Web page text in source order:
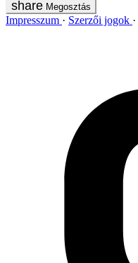
Megosztás
Impresszum Szerzői jogok